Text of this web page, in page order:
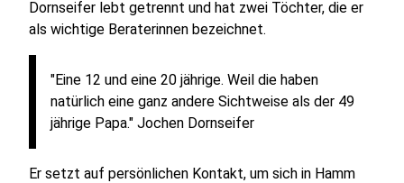
Dornseifer lebt getrennt und hat zwei Töchter, die er
als wichtige Beraterinnen bezeichnet.
"Eine 12 und eine 20 jährige. Weil die haben
natürlich eine ganz andere Sichtweise als der 49
jährige Papa." Jochen Dornseifer
Er setzt auf persönlichen Kontakt, um sich in Hamm